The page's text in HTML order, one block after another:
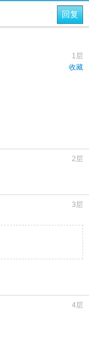
回复
1层
收藏
2层
3层
4层